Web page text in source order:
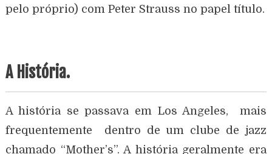
pelo próprio) com Peter Strauss no papel título.
A História.
A história se passava em Los Angeles, mais
frequentemente dentro de um clube de jazz
chamado “Mother’s”. A história geralmente era